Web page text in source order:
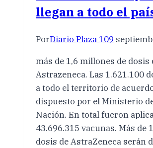
llegan a todo el
PorDiario Plaza 109
más de 1,6 millones de dosis
Astrazeneca. Las 1.621.100
a todo el territorio de
dispuesto por el Ministerio
Nación. En total fueron
43.696.315 vacunas. Más de
dosis de AstraZeneca serán